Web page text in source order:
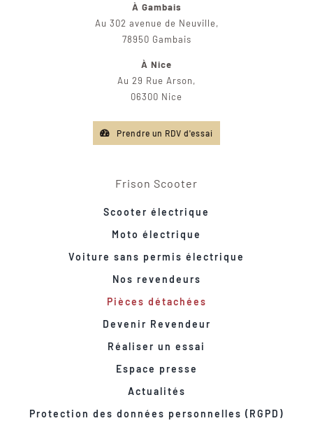
À Gambais
Au 302 avenue de Neuville,
78950 Gambais
À Nice
Au 29 Rue Arson,
06300 Nice
Prendre un RDV d'essai
Frison Scooter
Scooter électrique
Moto électrique
Voiture sans permis électrique
Nos revendeurs
Pièces détachées
Devenir Revendeur
Réaliser un essai
Espace presse
Actualités
Protection des données personnelles (RGPD)